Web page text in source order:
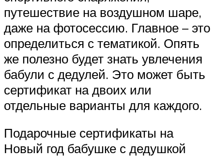
путешествие на воздушном шаре,
даже на фотосессию. Главное – это
определиться с тематикой. Опять
же полезно будет знать увлечения
бабули с дедулей. Это может быть
сертификат на двоих или
отдельные варианты для каждого.
Подарочные сертификаты на
Новый год бабушке с дедушкой